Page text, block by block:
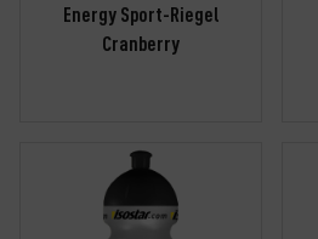
Energy Sport-Riegel
Cranberry